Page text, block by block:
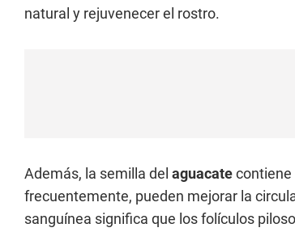
natural y rejuvenecer el rostro.
Además, la semilla del aguacatecontiene
frecuentemente, pueden mejorar la
sanguínea significa que los folículos